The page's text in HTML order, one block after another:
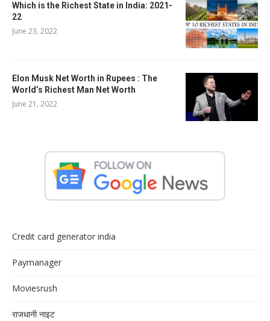
Which is the Richest State in India: 2021-
22
June 23, 2022
Elon Musk Net Worth in Rupees : The
World’s Richest Man Net Worth
June 21, 2022
Credit card generator india
Paymanager
Moviesrush
राजधानी नाइट